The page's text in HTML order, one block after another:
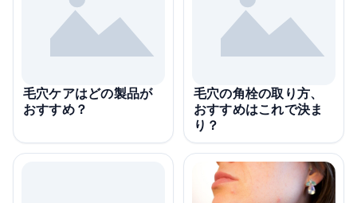
毛穴ケアはどの製品が
おすすめ？
毛穴の角栓の取り方、
おすすめはこれで決ま
り？